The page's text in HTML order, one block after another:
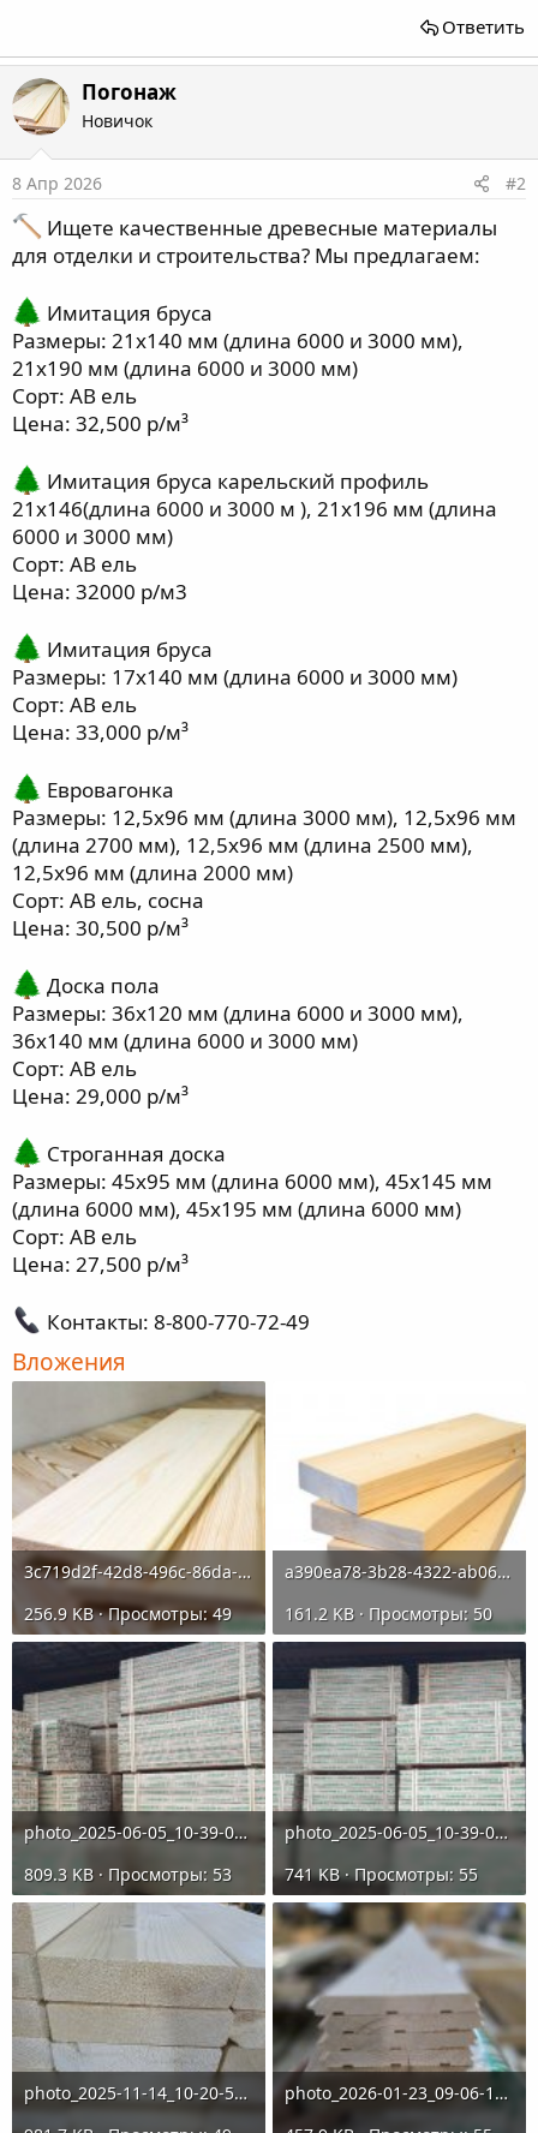
Ответить
Погонаж
Новичок
8 Апр 2026 #2
Ищете качественные древесные материалы
для отделки и строительства? Мы предлагаем:
Имитация бруса
Размеры: 21х140 мм (длина 6000 и 3000 мм),
21х190 мм (длина 6000 и 3000 мм)
Сорт: АВ ель
Цена: 32,500 р/м³
Имитация бруса карельский профиль
21х146(длина 6000 и 3000 м ), 21х196 мм (длина
6000 и 3000 мм)
Сорт: АВ ель
Цена: 32000 р/м3
Имитация бруса
Размеры: 17х140 мм (длина 6000 и 3000 мм)
Сорт: АВ ель
Цена: 33,000 р/м³
Евровагонка
Размеры: 12,5х96 мм (длина 3000 мм), 12,5х96 мм
(длина 2700 мм), 12,5х96 мм (длина 2500 мм),
12,5х96 мм (длина 2000 мм)
Сорт: АВ ель, сосна
Цена: 30,500 р/м³
Доска пола
Размеры: 36х120 мм (длина 6000 и 3000 мм),
36х140 мм (длина 6000 и 3000 мм)
Сорт: АВ ель
Цена: 29,000 р/м³
Строганная доска
Размеры: 45х95 мм (длина 6000 мм), 45х145 мм
(длина 6000 мм), 45х195 мм (длина 6000 мм)
Сорт: АВ ель
Цена: 27,500 р/м³
Контакты: 8-800-770-72-49
Вложения
3c719d2f-42d8-496c-86da-5772eebcc640.jpg
256.9 KB · Просмотры: 49
a390ea78-3b28-4322-ab06-ce635ca95c43.jpg
161.2 KB · Просмотры: 50
photo_2025-06-05_10-39-04 (2).jpg
809.3 KB · Просмотры: 53
photo_2025-06-05_10-39-04.jpg
741 KB · Просмотры: 55
photo_2025-11-14_10-20-57.jpg
photo_2026-01-23_09-06-15.jpg